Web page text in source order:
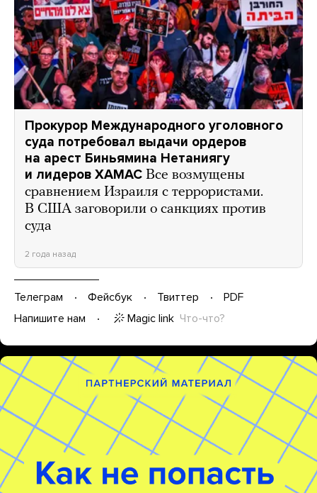
Прокурор Международного уголовного
суда потребовал выдачи ордеров
на арест Биньямина Нетаниягу
и лидеров ХАМАС Все возмущены
сравнением Израиля с террористами.
В США заговорили о санкциях против
суда
2 года назад
Телеграм Фейсбук Твиттер
PDF
Напишите нам
Magic link Что-что?